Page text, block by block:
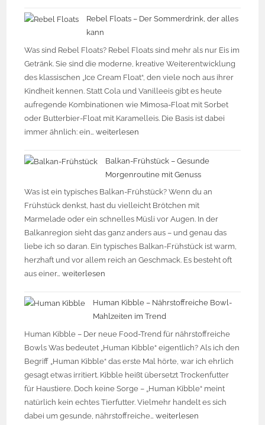
Rebel Floats – Der Sommerdrink, der alles
kann
Was sind Rebel Floats? Rebel Floats sind mehr als nur Eis im
Getränk. Sie sind die moderne, kreative Weiterentwicklung
des klassischen „Ice Cream Float“, den viele noch aus ihrer
Kindheit kennen. Statt Cola und Vanilleeis gibt es heute
aufregende Kombinationen wie Mimosa-Float mit Sorbet
oder Butterbier-Float mit Karamelleis. Die Basis ist dabei
immer ähnlich: ein…weiterlesen
Balkan-Frühstück – Gesunde
Morgenroutine mit Genuss
Was ist ein typisches Balkan-Frühstück? Wenn du an
Frühstück denkst, hast du vielleicht Brötchen mit
Marmelade oder ein schnelles Müsli vor Augen. In der
Balkanregion sieht das ganz anders aus – und genau das
liebe ich so daran. Ein typisches Balkan-Frühstück ist warm,
herzhaft und vor allem reich an Geschmack. Es besteht oft
aus einer…weiterlesen
Human Kibble – Nährstoffreiche Bowl-
Mahlzeiten im Trend
Human Kibble – Der neue Food-Trend für nährstoffreiche
Bowls Was bedeutet „Human Kibble“ eigentlich? Als ich den
Begriff „Human Kibble“ das erste Mal hörte, war ich ehrlich
gesagt etwas irritiert. Kibble heißt übersetzt Trockenfutter
für Haustiere. Doch keine Sorge – „Human Kibble“ meint
natürlich kein echtes Tierfutter. Vielmehr handelt es sich
dabei um gesunde, nährstoffreiche…weiterlesen